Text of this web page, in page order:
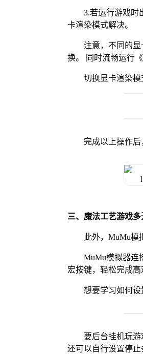
3.若运行游戏时
卡渲染模式解决。
注意，不同的
换。 同时流畅运行
切换显卡渲染
完成以上操作后
三、魔法工艺游戏
此外，MuMu模
MuMu模拟器连
宏按键，轻松完成高
想要学习如何
要后台挂机玩游
还可以自行设置停